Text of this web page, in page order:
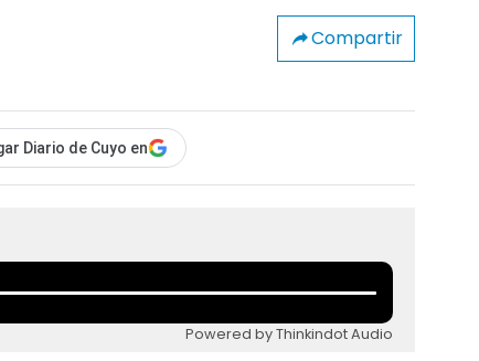
Compartir
Diario de Cuyo en
Powered by Thinkindot Audio